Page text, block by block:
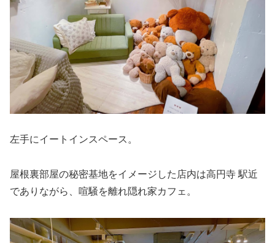
左手にイートインスペース。
屋根裏部屋の秘密基地をイメージした店内は高円寺 駅近
でありながら、喧騒を離れ隠れ家カフェ。